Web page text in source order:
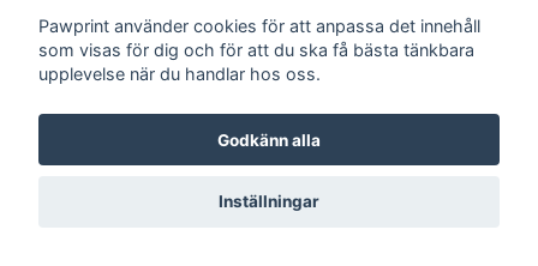
© 2026 Pawprint
Pawprint använder cookies för att anpassa det innehåll
som visas för dig och för att du ska få bästa tänkbara
upplevelse när du handlar hos oss.
Godkänn alla
Inställningar